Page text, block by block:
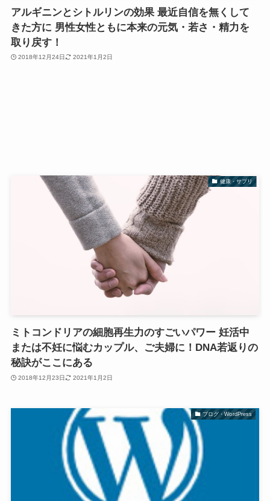
アルギニンとシトルリンの効果 最近自信を無くして
きた方に 男性女性ともに本来の元気・若さ・精力を
取り戻す！
2018年12月24日 2021年1月2日
健康・サプリ
ミトコンドリアの細胞再生力のすごいパワー 妊活中
または不妊に悩むカップル、ご夫婦に！DNA若返りの
秘訣がここにある
2018年12月23日 2021年1月2日
ブログ・WordPress